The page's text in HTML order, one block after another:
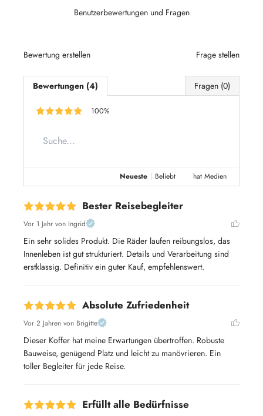
Benutzerbewertungen und Fragen
Bewertung erstellen Frage stellen
Bewertungen (4) Fragen (0)
100%
Neueste | Beliebt hat Medien
Bester Reisebegleiter
Vor 1 Jahr von Ingrid
Ein sehr solides Produkt. Die Räder laufen reibungslos, das
Innenleben ist gut strukturiert. Details und Verarbeitung sind
erstklassig. Definitiv ein guter Kauf, empfehlenswert.
Absolute Zufriedenheit
Vor 2 Jahren von Brigitte
Dieser Koffer hat meine Erwartungen übertroffen. Robuste
Bauweise, genügend Platz und leicht zu manövrieren. Ein
toller Begleiter für jede Reise.
Erfüllt alle Bedürfnisse